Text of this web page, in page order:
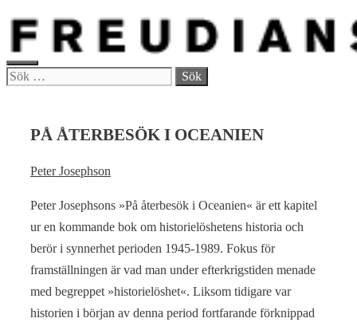
Hoppa
innehåll
MENY
Sök
PÅ ÅTERBESÖK I OCEANIEN
Peter Josephson
Peter Josephsons »På återbesök i Oceanien« är ett kapitel
ur en kommande bok om historielöshetens historia och
berör i synnerhet perioden 1945-1989. Fokus för
framställningen är vad man under efterkrigstiden menade
med begreppet »historielöshet«. Liksom tidigare var
historien i början av denna period fortfarande förknippad